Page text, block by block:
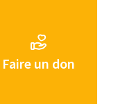
Faire un don